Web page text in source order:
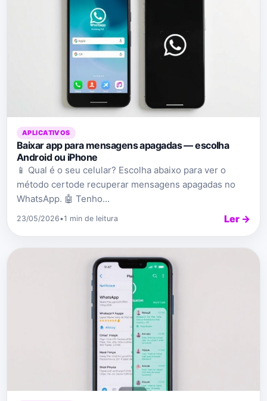
APLICATIVOS
Baixar app para mensagens apagadas — escolha
Android ou iPhone
📱 Qual é o seu celular? Escolha abaixo para ver o
método certode recuperar mensagens apagadas no
WhatsApp. 🤖 Tenho...
23/05/2026•1 min de leitura Ler →